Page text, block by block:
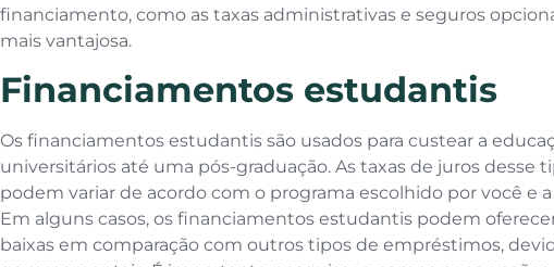
financiamento, como as taxas administrativas e seguros
mais vantajosa.
Financiamentos estudantis
Os financiamentos estudantis são usados para custear a
universitários até uma pós-graduação. As taxas de juros desse
podem variar de acordo com o programa escolhido por você e
Em alguns casos, os financiamentos estudantis podem
baixas em comparação com outros tipos de empréstimos,